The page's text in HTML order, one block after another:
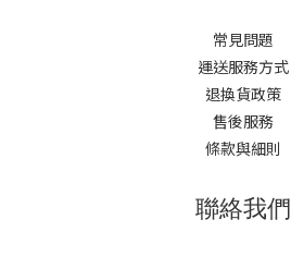
常見問題
運送服務方式
退換貨政策
售後服務
條款與細則
聯絡我們